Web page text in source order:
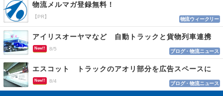
物流メルマガ登録無料！
【PR】 物流ウィークリー
アイリスオーヤマなど 自動トラックと貨物列車連携
New!! 8/5 ブログ・物流ニュース
エスコット トラックのアオリ部分を広告スペースに
New!! 8/4 ブログ・物流ニュース